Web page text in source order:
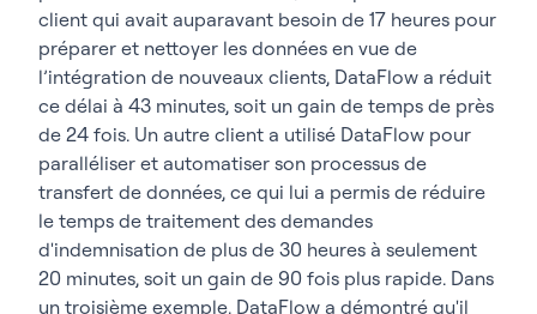
client qui avait auparavant besoin de 17 heures pour
préparer et nettoyer les données en vue de
l’intégration de nouveaux clients, DataFlow a réduit
ce délai à 43 minutes, soit un gain de temps de près
de 24 fois. Un autre client a utilisé DataFlow pour
paralléliser et automatiser son processus de
transfert de données, ce qui lui a permis de réduire
le temps de traitement des demandes
d'indemnisation de plus de 30 heures à seulement
20 minutes, soit un gain de 90 fois plus rapide. Dans
un troisième exemple, DataFlow a démontré qu'il